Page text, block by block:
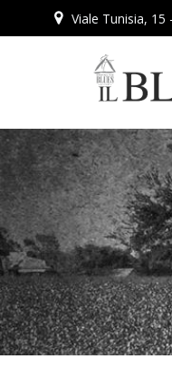
al
Viale Tunisia,